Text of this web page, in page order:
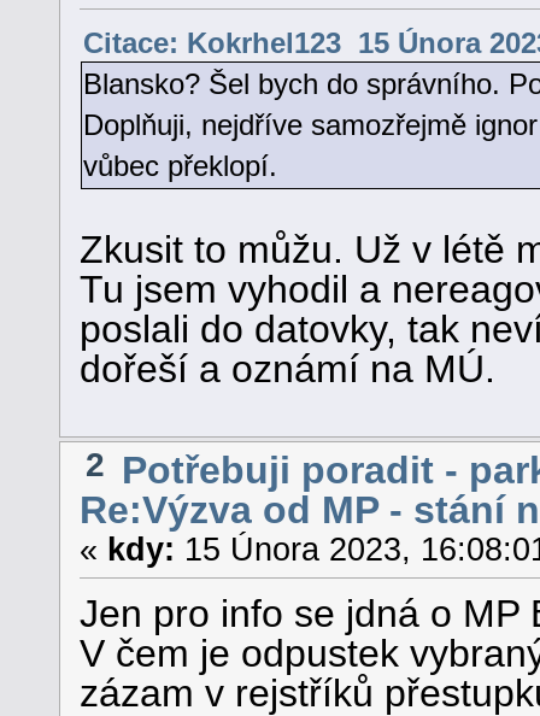
Citace: Kokrhel123 15 Února
Blansko? Šel bych do správního.
Doplňuji, nejdříve samozřejmě
vůbec překlopí.
Zkusit to můžu. Už v létě
Tu jsem vyhodil a
poslali do datovky, tak
dořeší a oznámí na MÚ.
2 Potřebuji poradit -
Re:Výzva od MP - stání
« kdy: 15 Února 2023,
Jen pro info se jdná o MP
V čem je odpustek
zázam v rejstříků